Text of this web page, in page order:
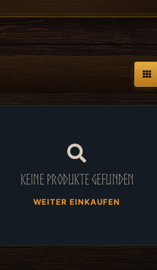
Keine Produkte gefunden
WEITER EINKAUFEN